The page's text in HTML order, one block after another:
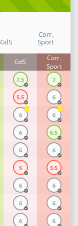
GdS
Corr.
Sport
GdS
Corr.
Sport
7.5 7
5.5 6
6 6
6 6.5
6 6
5 5.5
6 6
6 6
6 6